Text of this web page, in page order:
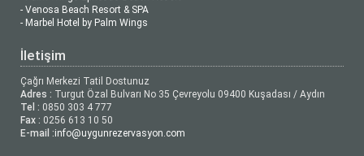
- Venosa Beach Resort & SPA
- Marbel Hotel by Palm Wings
İletişim
Çağrı Merkezi Tatil Dostunuz
Adres : Turgut Özal Bulvarı No 35 Çevreyolu 09400 Kuşadası / Aydın
Tel : 0850 303 4 777
Fax : 0256 613 10 50
E-mail :info@uygunrezervasyon.com